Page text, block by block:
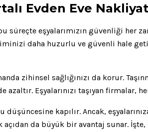
Evden Eve
süreçte eşyalarımızın güvenliği
daha huzurlu ve güvenli hale
zihinsel sağlığınızı da korur.
Eşyalarınızı taşıyan
kapılır. Ancak,
da büyük bir avantaj sunar. İşte,